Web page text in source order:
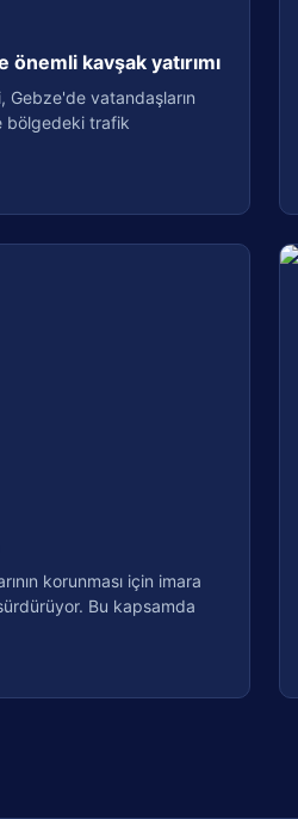
kavşak yatırımı
Gebze'de vatandaşların
bölgedeki trafik
korunması için imara
Bu kapsamda